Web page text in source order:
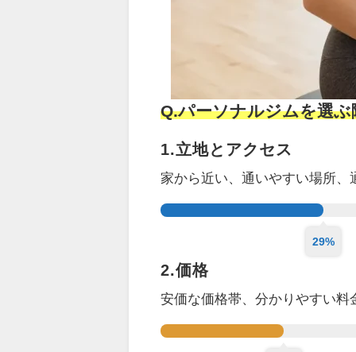
Q.パーソナルジムを選
1.立地とアクセス
家から近い、通いやすい場所、
29%
2.価格
安価な価格帯、分かりやすい料